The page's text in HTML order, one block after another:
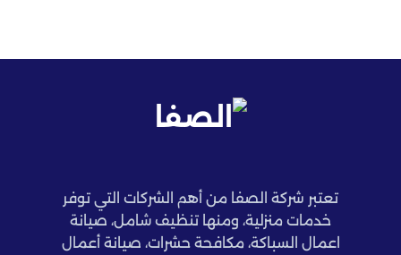
تعتبر شركة الصفا من أهم الشركات التي توفر
خدمات منزلية، ومنها تنظيف شامل، صيانة
اعمال السباكة، مكافحة حشرات، صيانة أعمال